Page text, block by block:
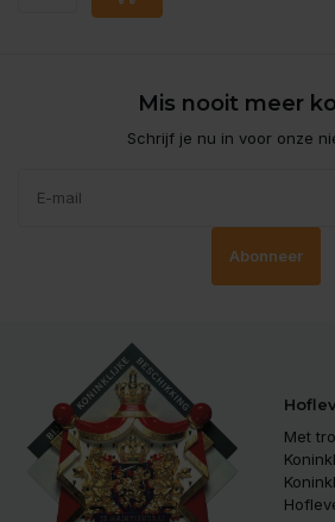
Mis nooit meer
Schrijf je nu in voor onze
Abonneer
Met